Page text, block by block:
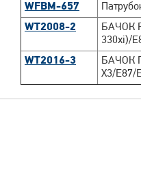
WFBM-657
WT2008-2
БАЧОК
330xi)/
WT2016-3
БАЧОК
X3/E87/